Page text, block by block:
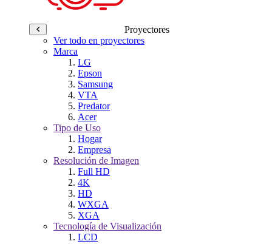
Proyectores
Ver todo en proyectores
Marca
LG
Epson
Samsung
VTA
Predator
Acer
Tipo de Uso
Hogar
Empresa
Resolución de Imagen
Full HD
4K
HD
WXGA
XGA
Tecnología de Visualización
LCD